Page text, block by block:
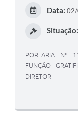
Data:
Situação:
PORTARIA Nº
FUNÇÃO
DIRETOR